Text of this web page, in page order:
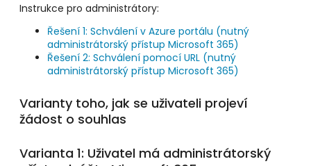
Instrukce pro administrátory:
Řešení 1: Schválení v Azure portálu (nutný
administrátorský přístup Microsoft 365)
Řešení 2: Schválení pomocí URL (nutný
administrátorský přístup Microsoft 365)
Varianty toho, jak se uživateli projeví
žádost o souhlas
Varianta 1: Uživatel má administrátorský